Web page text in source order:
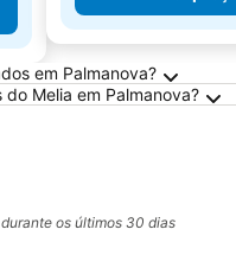
Palmanova
em Palmanova?
Melia em Palmanova?
os últimos 30 dias